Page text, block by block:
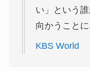
い」という
向かうこと
KBS World